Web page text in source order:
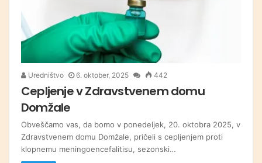
Uredništvo 6. oktober, 2025 442
Cepljenje v Zdravstvenem domu
Domžale
Obveščamo vas, da bomo v ponedeljek, 20. oktobra 2025, v
Zdravstvenem domu Domžale, pričeli s cepljenjem proti
klopnemu meningoencefalitisu, sezonski…